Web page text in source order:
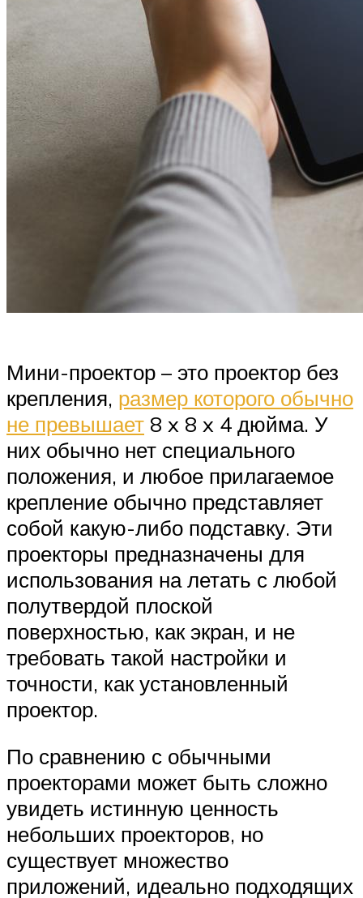
Мини-проектор – это проектор без
крепления, размер которого обычно
не превышает 8 x 8 x 4 дюйма. У
них обычно нет специального
положения, и любое прилагаемое
крепление обычно представляет
собой какую-либо подставку. Эти
проекторы предназначены для
использования на летать с любой
полутвердой плоской
поверхностью, как экран, и не
требовать такой настройки и
точности, как установленный
проектор.
По сравнению с обычными
проекторами может быть сложно
увидеть истинную ценность
небольших проекторов, но
существует множество
приложений, идеально подходящих